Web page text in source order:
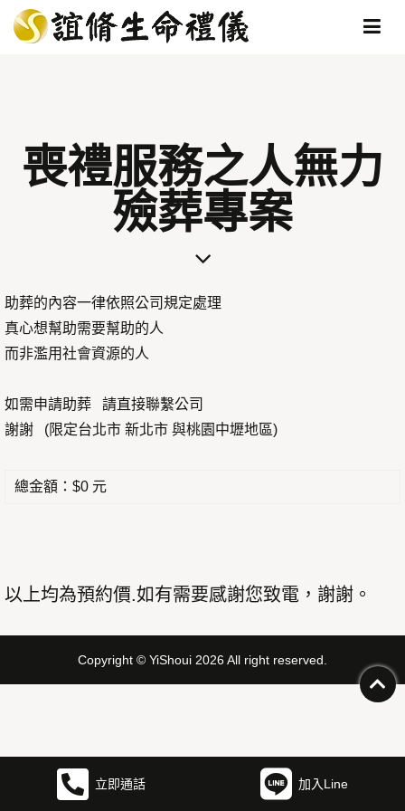
喪禮服務之人無力
殮葬專案
助葬的內容一律依照公司規定處理
真心想幫助需要幫助的人
而非濫用社會資源的人
如需申請助葬 請直接聯繫公司
謝謝 (限定台北市 新北市 與桃園中壢地區)
總金額：$0 元
以上均為預約價.如有需要感謝您致電，謝謝。
Copyright © YiShoui 2026 All right reserved.
立即通話 加入Line